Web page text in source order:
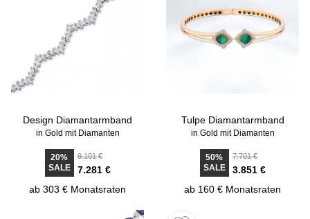
Design Diamantarmband
in Gold mit Diamanten
20%
SALE
9.101 €
7.281 €
ab 303 € Monatsraten
Tulpe Diamantarmband
in Gold mit Diamanten
50%
SALE
7.701 €
3.851 €
ab 160 € Monatsraten